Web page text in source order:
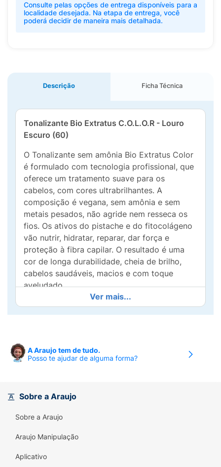
Consulte pelas opções de entrega disponíveis para a
localidade desejada. Na etapa de entrega, você
poderá decidir de maneira mais detalhada.
Descrição Ficha Técnica
Tonalizante Bio Extratus C.O.L.O.R - Louro
Escuro (60)
O Tonalizante sem amônia Bio Extratus Color
é formulado com tecnologia profissional, que
oferece um tratamento suave para os
cabelos, com cores ultrabrilhantes. A
composição é vegana, sem amônia e sem
metais pesados, não agride nem resseca os
fios. Os ativos do pistache e do fitocolágeno
vão nutrir, hidratar, reparar, dar força e
proteção à fibra capilar. O resultado é uma
cor de longa durabilidade, cheia de brilho,
cabelos saudáveis, macios e com toque
aveludado.
Ver mais...
A Araujo tem de tudo.
Posso te ajudar de alguma forma?
Sobre a Araujo
Sobre a Araujo
Araujo Manipulação
Aplicativo